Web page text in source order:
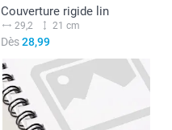
Couverture rigide lin
29,2 21 cm
Dès28,99